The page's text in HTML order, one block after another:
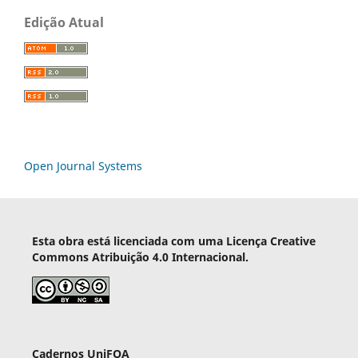
Edição Atual
Open Journal Systems
Esta obra está licenciada com uma Licença Creative
Commons Atribuição 4.0 Internacional.
Cadernos UniFOA